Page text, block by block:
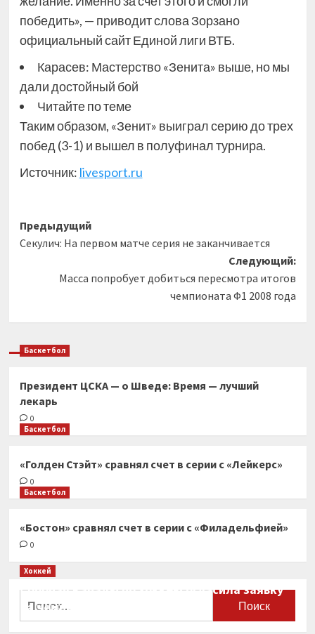
победить», — приводит слова Зорзано
официальный сайт Единой лиги ВТБ.
Карасев: Мастерство «Зенита» выше, но мы
дали достойный бой
Читайте по теме
Таким образом, «Зенит» выиграл серию до трех
побед (3-1) и вышел в полуфинал турнира.
Источник: livesport.ru
Навигация
записи
Предыдущий
Секулич: На первом матче серия не заканчивается
Следующий:
Масса попробует добиться пересмотра итогов
чемпионата Ф1 2008 года
Баскетбол
Президент ЦСКА — о Шведе: Время — лучший
лекарь
0
Баскетбол
«Голден Стэйт» сравнял счет в серии с «Лейкерс»
0
Баскетбол
«Бостон» сравнял счет в серии с «Филадельфией»
0
Хоккей
Сборная Канады по хоккею огласила заявку
на чемпионат мира